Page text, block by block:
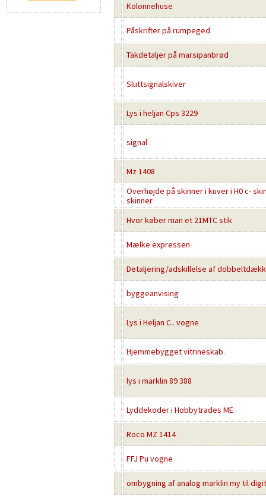
Kolonnehuse
Påskrifter på rumpeged
Takdetaljer på marsipanbrød
Sluttsignalskiver
Lys i heljan Cps 3229
signal
Mz 1408
Overhøjde på skinner i kuver i H0 c-
skinner
Hvor køber man et 21MTC stik
Mælke expressen
Detaljering/adskillelse af
byggeanvising
Lys i Heljan C.. vogne
Hjemmebygget vitrineskab.
lys i märklin 89 388
Lyddekoder i Hobbytrades ME
Roco MZ 1414
FFJ Pu vogne
ombygning af analog marklin my til